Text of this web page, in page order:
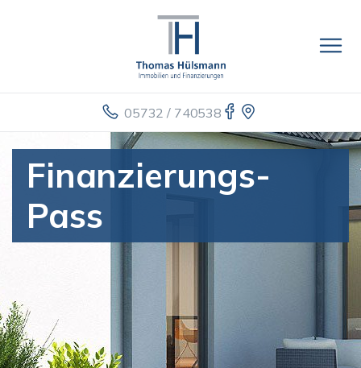
05732 / 740538
Finanzierungs-
Pass